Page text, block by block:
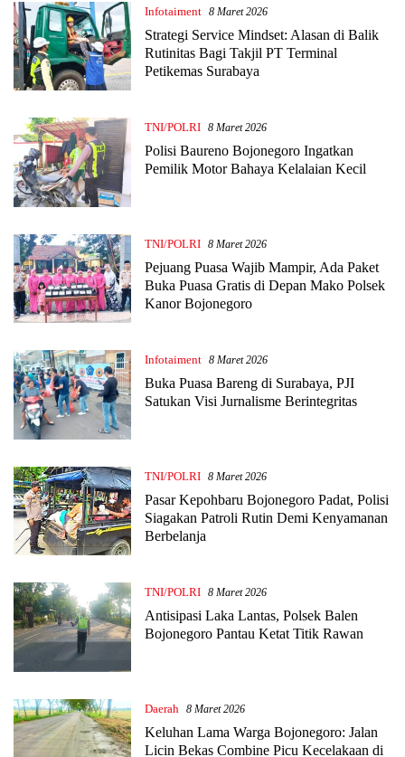
Infotaiment 8 Maret 2026
Strategi Service Mindset: Alasan di Balik
Rutinitas Bagi Takjil PT Terminal
Petikemas Surabaya
TNI/POLRI 8 Maret 2026
Polisi Baureno Bojonegoro Ingatkan
Pemilik Motor Bahaya Kelalaian Kecil
TNI/POLRI 8 Maret 2026
Pejuang Puasa Wajib Mampir, Ada Paket
Buka Puasa Gratis di Depan Mako Polsek
Kanor Bojonegoro
Infotaiment 8 Maret 2026
Buka Puasa Bareng di Surabaya, PJI
Satukan Visi Jurnalisme Berintegritas
TNI/POLRI 8 Maret 2026
Pasar Kepohbaru Bojonegoro Padat, Polisi
Siagakan Patroli Rutin Demi Kenyamanan
Berbelanja
TNI/POLRI 8 Maret 2026
Antisipasi Laka Lantas, Polsek Balen
Bojonegoro Pantau Ketat Titik Rawan
Daerah 8 Maret 2026
Keluhan Lama Warga Bojonegoro: Jalan
Licin Bekas Combine Picu Kecelakaan di